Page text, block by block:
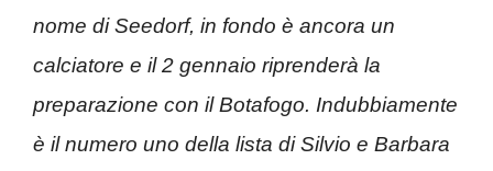
nome di Seedorf, in fondo è ancora un
calciatore e il 2 gennaio riprenderà la
preparazione con il Botafogo. Indubbiamente
è il numero uno della lista di Silvio e Barbara